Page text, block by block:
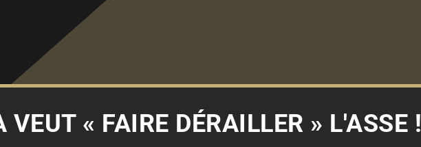
« FAIRE DÉRAILLER » L'ASSE !